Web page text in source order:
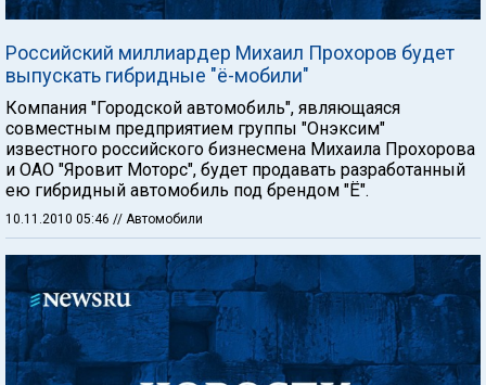
Российский миллиардер Михаил Прохоров будет
выпускать гибридные "ё-мобили"
Компания "Городской автомобиль", являющаяся
совместным предприятием группы "Онэксим"
известного российского бизнесмена Михаила Прохорова
и ОАО "Яровит Моторс", будет продавать разработанный
ею гибридный автомобиль под брендом "Ё".
10.11.2010 05:46 // Автомобили